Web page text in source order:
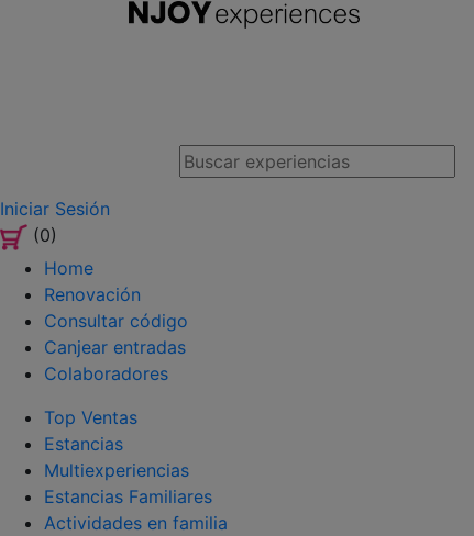
Iniciar Sesión
(0)
Home
Renovación
Consultar código
Canjear entradas
Colaboradores
Top Ventas
Estancias
Multiexperiencias
Estancias Familiares
Actividades en familia